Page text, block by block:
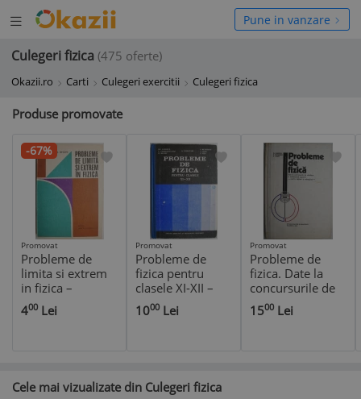
Deschide
meniul
Pune in vanzare
Culegeri fizica (475 oferte)
Okazii.ro Carti Culegeri exercitii Culegeri fizica
Produse promovate
-67%
Promovat
Probleme de
limita si extrem
in fizica –
Romulus Sfichi
400 Lei
Promovat
Probleme de
fizica pentru
clasele XI-XII –
Gh. Vladuca
1000 Lei
Promovat
Probleme de
fizica. Date la
concursurile de
admitere in
invatamantul
1500 Lei
Cele mai vizualizate din Culegeri fizica